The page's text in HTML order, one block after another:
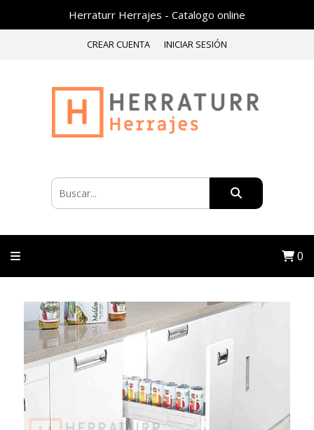
Herraturr Herrajes - Catalogo online
CREAR CUENTA INICIAR SESIÓN
0